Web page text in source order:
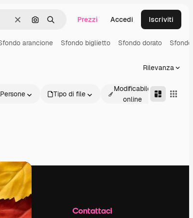
CancellaCerca per immagine
Ricerca Prezzi Accedi Iscriviti
arancione Sfondo biglietto Sfondo dorato
Rilevanza
Persone Tipo di file
Modificabile
online
Contattaci